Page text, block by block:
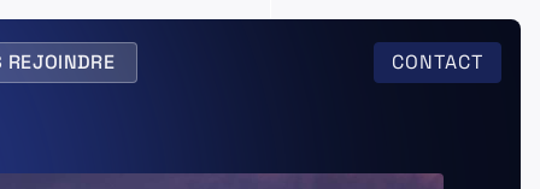
REJOINDRE CONTACT